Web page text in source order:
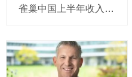
雀巢中国上半年收入196亿：CEO说在华业务正逐步稳定，要求全新管理团队紧盯三大重点，原定去库存计划已完成，坦承某些品类仍在流失份额